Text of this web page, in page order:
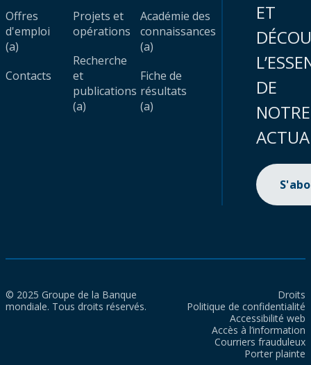
Offres
d'emploi
(a)
Contacts
Projets et
opérations
Recherche
et
publications
(a)
Académie des
connaissances
(a)
Fiche de
résultats
(a)
ET
DE
NOTRE
© 2025 Groupe de la Banque
mondiale. Tous droits réservés.
Droits
Politique de confidentialité
Accessibilité web
Accès à l’information
Courriers frauduleux
Porter plainte